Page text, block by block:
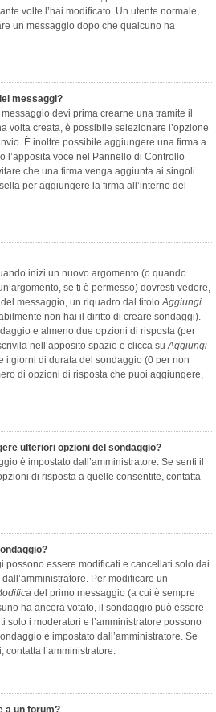
volte l’hai modificato. Un utente normale,
un messaggio dopo che qualcuno ha
messaggi?
devi prima crearne una tramite il
volta creata, è possibile selezionare l’opzione
È inoltre possibile aggiungere una firma a
l’apposita voce nel Pannello di Controllo
che una firma venga aggiunta ai singoli
per aggiungere la firma all’interno del
inizi un nuovo argomento (o quando
argomento, se ti è permesso) dovresti vedere,
messaggio, un riquadro dal titoloAggiungi
non hai il diritto di creare sondaggi).
e almeno due opzioni di risposta (per
nell’apposito spazio e clicca suAggiungi
i giorni di durata del sondaggio (0 per non
di opzioni di risposta che puoi aggiungere,
ulteriori opzioni del sondaggio?
è impostato dall’amministratore. Se senti il
di risposta a quelle consentite, contatta
possono essere modificati e cancellati solo dai
Per modificare un
del primo messaggio (a cui è sempre
ha ancora votato, il sondaggio può essere
solo i moderatori e l’amministratore possono
è impostato dall’amministratore. Se
l’amministratore.
a un forum?